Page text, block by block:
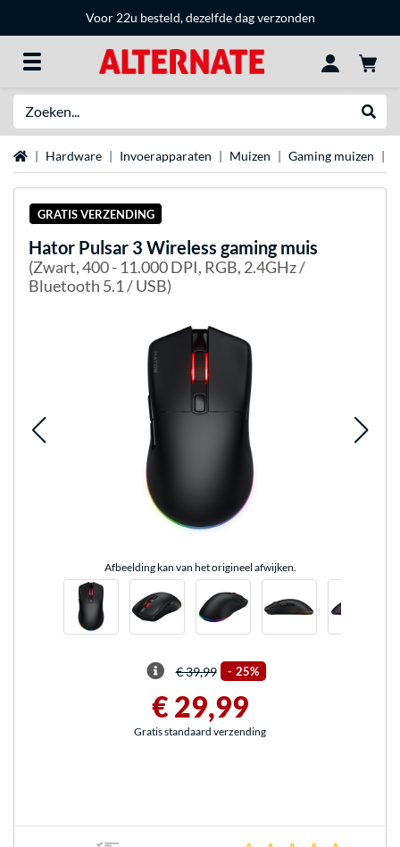
Voor 22u besteld, dezelfde dag verzonden
Home Hardware Invoerapparaten Muizen Gaming muizen
GRATIS VERZENDING
Hator Pulsar 3 Wireless gaming muis
(Zwart, 400 - 11.000 DPI, RGB, 2.4GHz /
Bluetooth 5.1 / USB)
Afbeelding kan van het origineel afwijken.
€ 39,99 - 25%
€ 29,99
Gratis standaard verzending